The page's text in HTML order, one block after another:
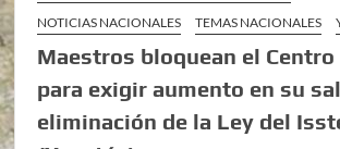
NOTICIAS NACIONALES
TEMAS NACIONALES
Maestros bloquean el Centro
para exigir aumento en su
eliminación de la Ley del